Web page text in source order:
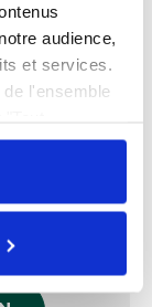
audience,
et services.
l'ensemble
autoriser que
sur